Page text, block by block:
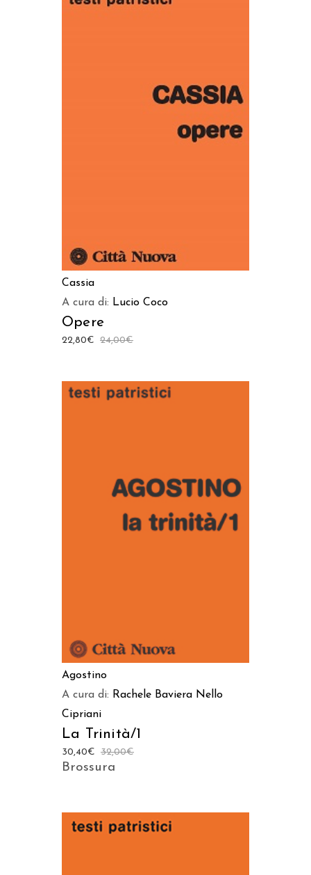
AGGIUNGI AL CARRELLO
Cassia
A cura di: Lucio Coco
Opere
24,00€
22,80€
AGGIUNGI AL CARRELLO
Agostino
A cura di: Rachele Baviera Nello
Cipriani
La Trinità/1
32,00€
30,40€
Brossura